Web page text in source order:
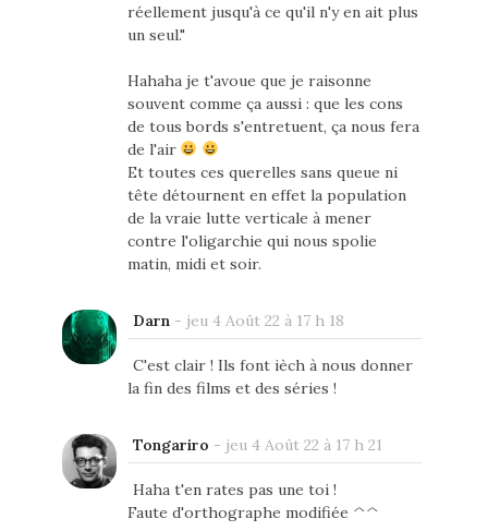
réellement jusqu'à ce qu'il n'y en ait plus
un seul."
Hahaha je t'avoue que je raisonne
souvent comme ça aussi : que les cons
de tous bords s'entretuent, ça nous fera
de l'air
Et toutes ces querelles sans queue ni
tête détournent en effet la population
de la vraie lutte verticale à mener
contre l'oligarchie qui nous spolie
matin, midi et soir.
Darn - jeu 4 Août 22 à 17 h 18
C'est clair ! Ils font ièch à nous donner
la fin des films et des séries !
Tongariro - jeu 4 Août 22 à 17 h 21
Haha t'en rates pas une toi !
Faute d'orthographe modifiée ^^